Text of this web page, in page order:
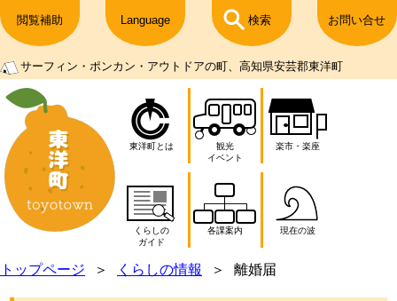
閲覧補助 Language 検索 お問い合せ
サーフィン・ポンカン・アウトドアの町、高知県安芸郡東洋町
東洋町とは
観光
イベント
楽市・楽座
くらしの
ガイド
各課案内 現在の波
トップページ くらしの情報 離婚届